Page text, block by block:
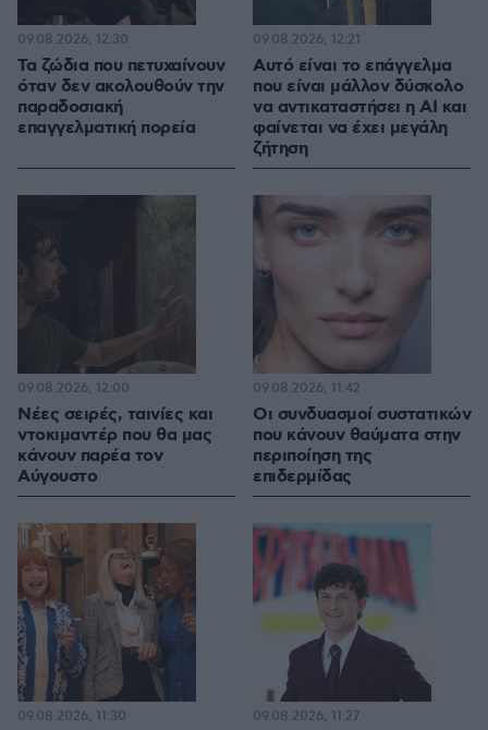
Τα ζώδια που πετυχαίνουν
όταν δεν ακολουθούν την
παραδοσιακή
επαγγελματική πορεία
09.08.2026, 12:30
Αυτό είναι το επάγγελμα
που είναι μάλλον δύσκολο
να αντικαταστήσει η AI και
φαίνεται να έχει μεγάλη
ζήτηση
09.08.2026, 12:21
Νέες σειρές, ταινίες και
ντοκιμαντέρ που θα μας
κάνουν παρέα τον
Αύγουστο
09.08.2026, 12:00
Οι συνδυασμοί συστατικών
που κάνουν θαύματα στην
περιποίηση της
επιδερμίδας
09.08.2026, 11:42
09.08.2026, 11:30 09.08.2026, 11:27